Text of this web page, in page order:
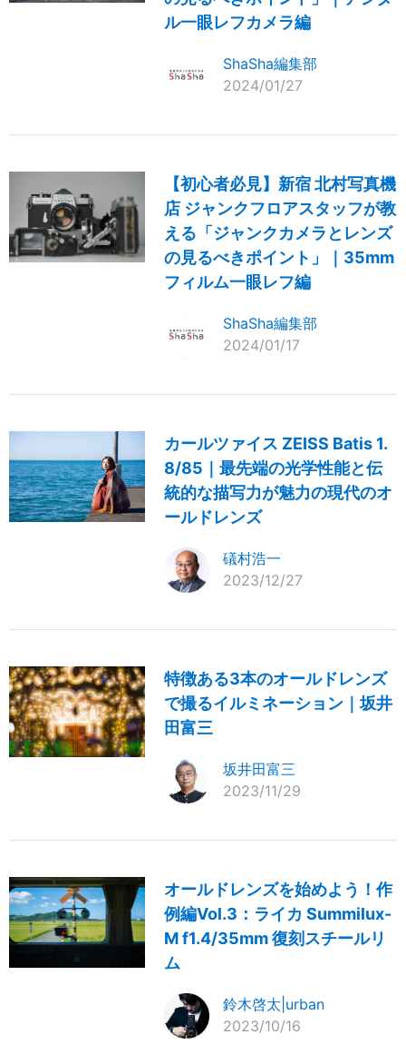
ル一眼レフカメラ編
ShaSha編集部
2024/01/27
【初心者必見】新宿 北村写真機
店 ジャンクフロアスタッフが教
える「ジャンクカメラとレンズ
の見るべきポイント」｜35mm
フィルム一眼レフ編
ShaSha編集部
2024/01/17
カールツァイス ZEISS Batis 1.
8/85｜最先端の光学性能と伝
統的な描写力が魅力の現代のオ
ールドレンズ
礒村浩一
2023/12/27
特徴ある3本のオールドレンズ
で撮るイルミネーション｜坂井
田富三
坂井田富三
2023/11/29
オールドレンズを始めよう！作
例編Vol.3：ライカ Summilux-
M f1.4/35mm 復刻スチールリ
ム
鈴木啓太|urban
2023/10/16